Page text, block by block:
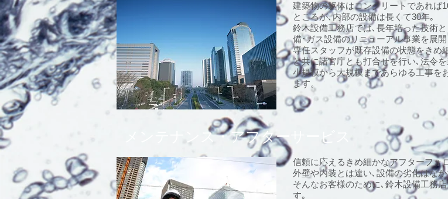
建築物の躯体はコンクリートであれば
ところが､内部の設備は長くて30年｡
鈴木設備工務店では､長年培った技術
備･ガス設備のリニューアル事業を展
専任スタッフが既存設備の状態をきめ
と共に諸官庁とも打合せを行い､法令
小規模から大規模まであらゆる工事を
ます。
メンテナンス・アフターサービス
信頼に応えるきめ細かなアフターフォ
外壁や内装とは違い､設備の劣化はな
そんなお客様のために､鈴木設備工務
す｡